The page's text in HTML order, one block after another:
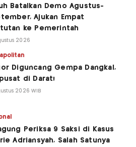
Batalkan Demo Agustus-
Ajukan Empat
ke Pemerintah
2026
Diguncang Gempa Dangkal,
di Darat!
2026 WIB
Periksa 9 Saksi di Kasus
Adriansyah, Salah Satunya